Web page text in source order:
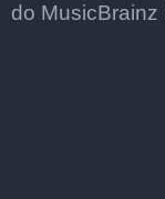
do MusicBrainz